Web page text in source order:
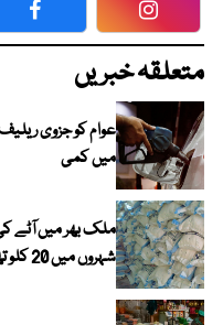
Facebook
متعلقہ خبریں
عوام کو جزوی
میں کمی
ملک بھر میں آٹے
شہروں میں 20 کلو تھیلا 100 روپے تک مہنگا